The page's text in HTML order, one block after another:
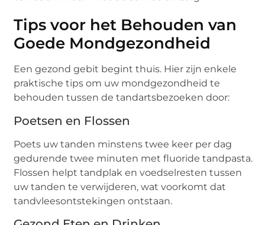
Tips voor het Behouden van
Goede Mondgezondheid
Een gezond gebit begint thuis. Hier zijn enkele
praktische tips om uw mondgezondheid te
behouden tussen de tandartsbezoeken door:
Poetsen en Flossen
Poets uw tanden minstens twee keer per dag
gedurende twee minuten met fluoride tandpasta.
Flossen helpt tandplak en voedselresten tussen
uw tanden te verwijderen, wat voorkomt dat
tandvleesontstekingen ontstaan.